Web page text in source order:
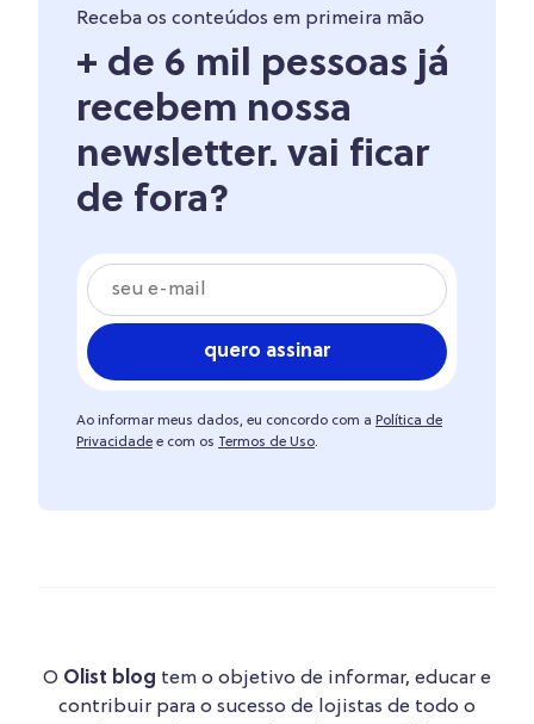
Receba os conteúdos em primeira mão
+ de 6 mil pessoas já
recebem nossa
newsletter. vai ficar
de fora?
quero assinar
Ao informar meus dados, eu concordo com a Política de
Privacidade e com os Termos de Uso.
O Olist blog tem o objetivo de informar, educar e
contribuir para o sucesso de lojistas de todo o